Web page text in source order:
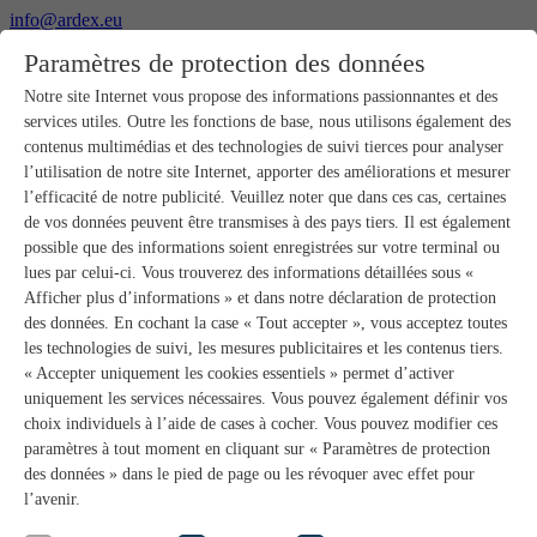
info@ardex.eu
Français
Produits
Aperçu des produits
Gros-œuvre
Pose de chape
Primaires et préparation de supports
Enduits de ragréage pour sols
Étanchéités
Mortiers-colles carrelage
Mortiers de jointoiement
Étanchéités pour joints
Colles d’assemblage
Pose de pierres naturelles
Colles pour revêtements de sols et parquets
Enduits de ragréage muraux
Accessoires
PANDOMO®
Paramètres de protection des données
Notre site Internet vous propose des informations passionnantes et des
services utiles. Outre les fonctions de base, nous utilisons également des
contenus multimédias et des technologies de suivi tierces pour analyser
l’utilisation de notre site Internet, apporter des améliorations et mesurer
l’efficacité de notre publicité. Veuillez noter que dans ces cas, certaines
de vos données peuvent être transmises à des pays tiers. Il est également
possible que des informations soient enregistrées sur votre terminal ou
lues par celui-ci. Vous trouverez des informations détaillées sous «
Afficher plus d’informations » et dans notre déclaration de protection
des données. En cochant la case « Tout accepter », vous acceptez toutes
les technologies de suivi, les mesures publicitaires et les contenus tiers.
« Accepter uniquement les cookies essentiels » permet d’activer
uniquement les services nécessaires. Vous pouvez également définir vos
choix individuels à l’aide de cases à cocher. Vous pouvez modifier ces
paramètres à tout moment en cliquant sur « Paramètres de protection
des données » dans le pied de page ou les révoquer avec effet pour
l’avenir.